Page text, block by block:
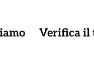
Verifica il